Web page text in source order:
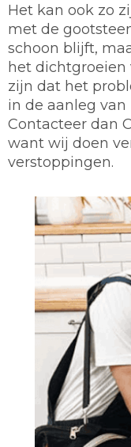
Het kan ook zo
met de
schoon blijft,
het dichtgroeien
zijn dat het
in de aanleg van
Contacteer dan
want wij doen
verstoppingen.